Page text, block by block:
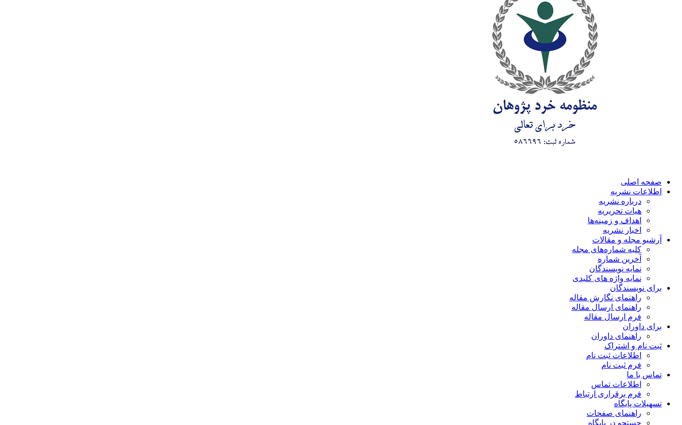
صفحه اصلی
اطلاعات نشریه
درباره نشریه
هیات تحریریه
اهداف و زمینه‌ها
اخبار نشریه
آرشیو مجله و مقالات
کلیه شماره‌های مجله
آخرین شماره
نمایه نویسندگان
نمایه واژه های کلیدی
برای نویسندگان
راهنمای نگارش مقاله
راهنمای ارسال مقاله
فرم ارسال مقاله
برای داوران
راهنمای داوران
ثبت نام و اشتراک
اطلاعات ثبت نام
فرم ثبت نام
تماس با ما
اطلاعات تماس
فرم برقراری ارتباط
تسهیلات پایگاه
راهنمای صفحات
جستجو در پایگاه